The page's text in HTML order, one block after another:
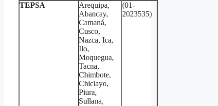
TEPSA
Arequipa,
Abancay,
Camaná,
Cusco,
Nazca, Ica,
Ilo,
Moquegua,
Tacna,
Chimbote,
Chiclayo,
Piura,
Sullana,
(01-
2023535)